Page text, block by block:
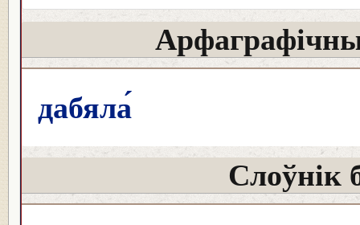
дабяла́
Слоўнік